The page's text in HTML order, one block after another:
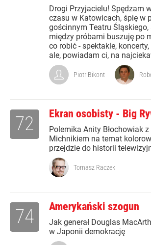
Drogi Przyjacielu! Spędzam
czasu w Katowicach, śpię w
gościnnym Teatru Śląskiego,
między próbami buszuję po
co robić - spektakle,
ale, powiadam ci, na
Piotr Bikont
Ekran osobisty - Big
Polemika Anity Błochowiak
Michnikiem na temat
przejdzie do historii
72
Tomasz Raczek
Amerykański szogun
Jak generał Douglas
w Japonii demokrację
74